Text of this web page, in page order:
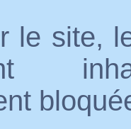
le site,